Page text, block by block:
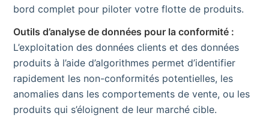
bord complet pour piloter votre flotte de produits.
Outils d’analyse de données pour la conformité :
L’exploitation des données clients et des données
produits à l’aide d’algorithmes permet d’identifier
rapidement les non-conformités potentielles, les
anomalies dans les comportements de vente, ou les
produits qui s’éloignent de leur marché cible.